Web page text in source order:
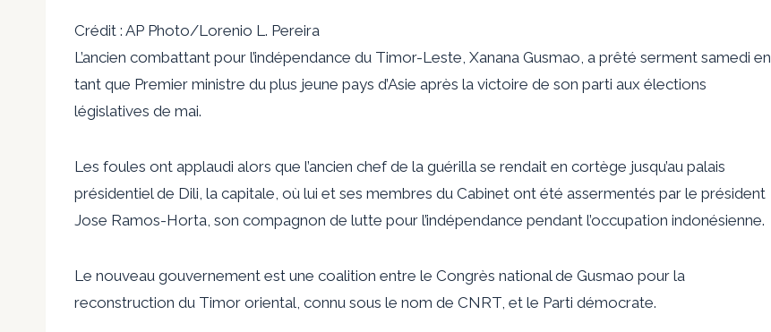
Crédit : AP Photo/Lorenio L. Pereira
L’ancien combattant pour l’indépendance du Timor-Leste, Xanana Gusmao, a prêté serment samedi en
tant que Premier ministre du plus jeune pays d’Asie après la victoire de son parti aux élections
législatives de mai.
Les foules ont applaudi alors que l’ancien chef de la guérilla se rendait en cortège jusqu’au palais
présidentiel de Dili, la capitale, où lui et ses membres du Cabinet ont été assermentés par le président
Jose Ramos-Horta, son compagnon de lutte pour l’indépendance pendant l’occupation indonésienne.
Le nouveau gouvernement est une coalition entre le Congrès national de Gusmao pour la
reconstruction du Timor oriental, connu sous le nom de CNRT, et le Parti démocrate.